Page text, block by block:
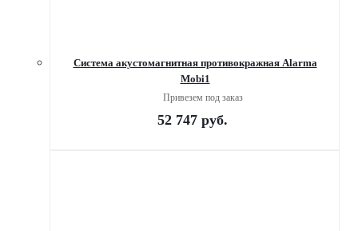
Система акустомагнитная противокражная Alarma
Mobi1
Привезем под заказ
52 747руб.